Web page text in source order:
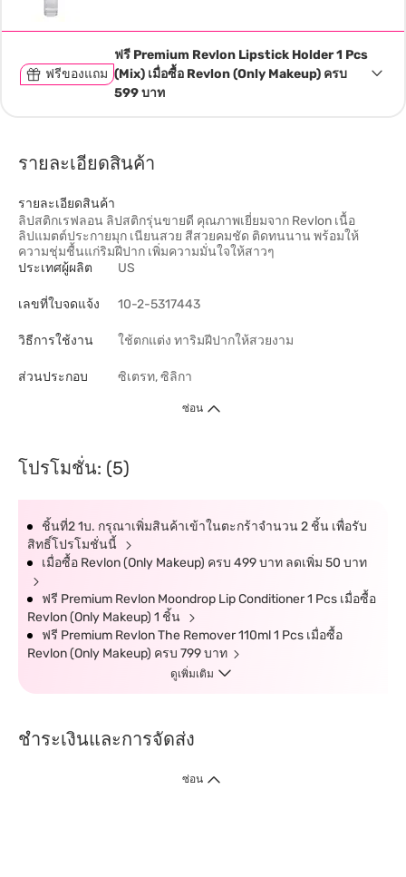
ฟรีของแถม
ฟรี Premium Revlon Lipstick Holder 1 Pcs
(Mix) เมื่อซื้อ Revlon (Only Makeup) ครบ
599 บาท
รายละเอียดสินค้า
รายละเอียดสินค้า
ลิปสติกเรฟลอน ลิปสติกรุ่นขายดี คุณภาพเยี่ยมจาก Revlon เนื้อ
ลิปแมตต์ประกายมุก เนียนสวย สีสวยคมชัด ติดทนนาน พร้อมให้
ความชุ่มชื้นแก่ริมฝีปาก เพิ่มความมั่นใจให้สาวๆ
ประเทศผู้ผลิต
US
เลขที่ใบจดแจ้ง 10-2-5317443
วิธีการใช้งาน ใช้ตกแต่ง ทาริมฝีปากให้สวยงาม
ส่วนประกอบ ซิเตรท, ซิลิกา
ซ่อน
โปรโมชั่น: (5)
ชิ้นที่2 1บ. กรุณาเพิ่มสินค้าเข้าในตะกร้าจำนวน 2 ชิ้น เพื่อรับ
สิทธิ์โปรโมชั่นนี้
เมื่อซื้อ Revlon (Only Makeup) ครบ 499 บาท ลดเพิ่ม 50 บาท
ฟรี Premium Revlon Moondrop Lip Conditioner 1 Pcs เมื่อซื้อ
Revlon (Only Makeup) 1 ชิ้น
ฟรี Premium Revlon The Remover 110ml 1 Pcs เมื่อซื้อ
Revlon (Only Makeup) ครบ 799 บาท
ดูเพิ่มเติม
ชำระเงินและการจัดส่ง
ซ่อน